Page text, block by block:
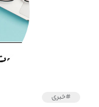
#خبری